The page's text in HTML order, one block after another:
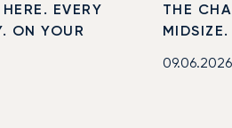
EVERY
ON YOUR
THE
09.06.2026